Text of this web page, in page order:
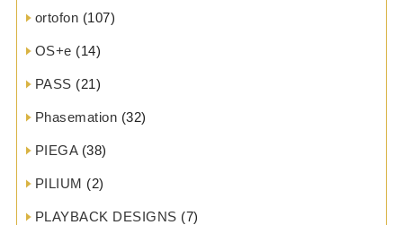
ortofon (107)
OS+e (14)
PASS (21)
Phasemation (32)
PIEGA(38)
PILIUM (2)
PLAYBACK DESIGNS (7)